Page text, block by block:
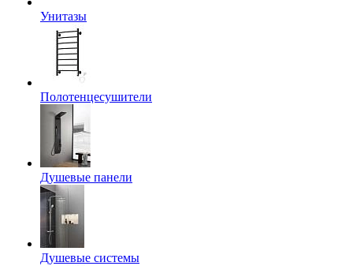
Унитазы
Полотенцесушители
Душевые панели
Душевые системы